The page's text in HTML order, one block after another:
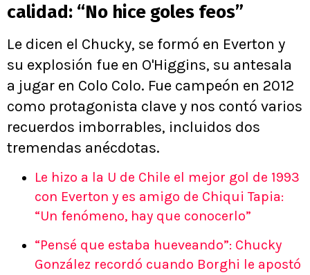
calidad: “No hice goles feos”
Le dicen el Chucky, se formó en Everton y
su explosión fue en O'Higgins, su antesala
a jugar en Colo Colo. Fue campeón en 2012
como protagonista clave y nos contó varios
recuerdos imborrables, incluidos dos
tremendas anécdotas.
Le hizo a la U de Chile el mejor gol de 1993
con Everton y es amigo de Chiqui Tapia:
“Un fenómeno, hay que conocerlo”
“Pensé que estaba hueveando”: Chucky
González recordó cuando Borghi le apostó